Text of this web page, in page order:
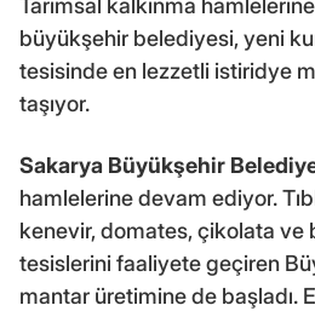
Tarımsal kalkınma
büyükşehir belediyesi, yeni
tesisinde en lezzetli istiridye
taşıyor.
Sakarya Büyükşehir
hamlelerine devam ediyor.
kenevir, domates, çikolata ve
tesislerini faaliyete geçiren
mantar üretimine de başladı.